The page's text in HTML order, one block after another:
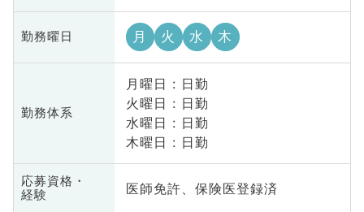
勤務曜日 月 火 水 木
勤務体系
月曜日 : 日勤
火曜日 : 日勤
水曜日 : 日勤
木曜日 : 日勤
応募資格・
経験
医師免許、保険医登録済